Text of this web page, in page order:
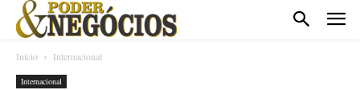
Início Internacional
Internacional